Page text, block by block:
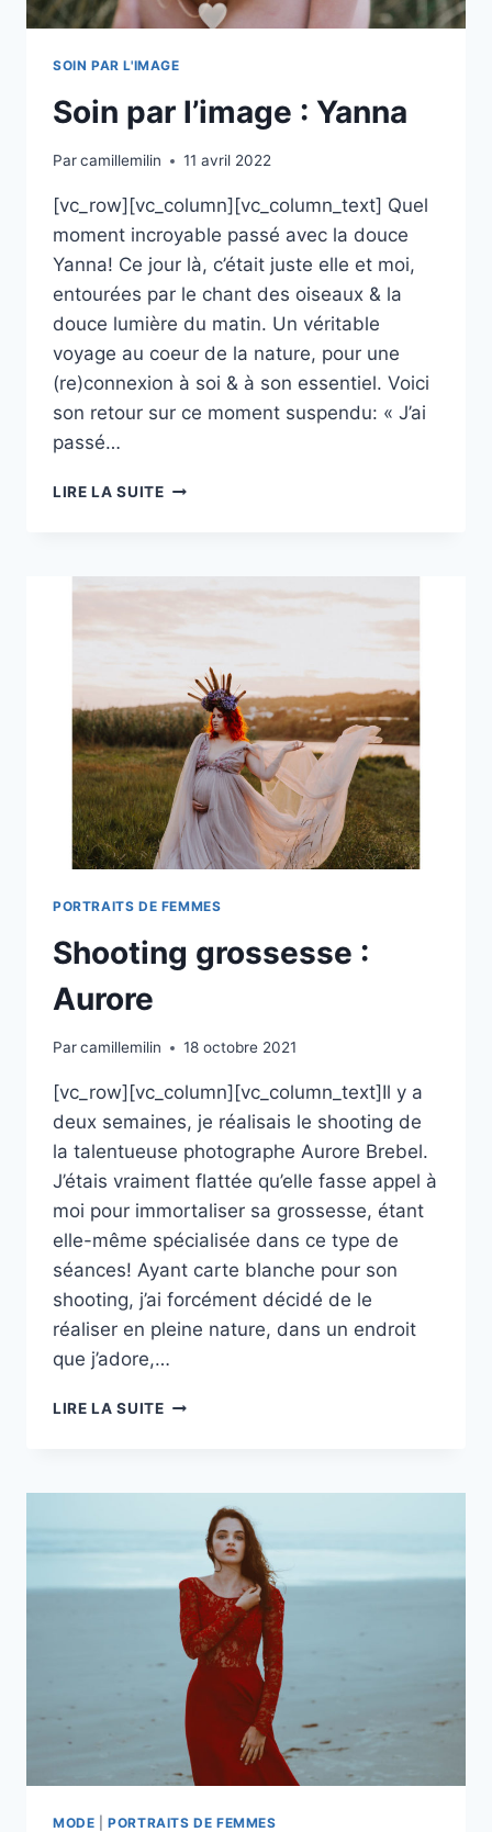
SOIN PAR L'IMAGE
Soin par l’image : Yanna
Parcamillemilin 11 avril 2022
[vc_row][vc_column][vc_column_text] Quel
moment incroyable passé avec la douce
Yanna! Ce jour là, c’était juste elle et moi,
entourées par le chant des oiseaux & la
douce lumière du matin. Un véritable
voyage au coeur de la nature, pour une
(re)connexion à soi & à son essentiel. Voici
son retour sur ce moment suspendu: « J’ai
passé…
LIRE LA SUITESOIN
YANNA
PORTRAITS DE FEMMES
Shooting grossesse :
Aurore
Parcamillemilin 18 octobre 2021
[vc_row][vc_column][vc_column_text]Il y a
deux semaines, je réalisais le shooting de
la talentueuse photographe Aurore Brebel.
J’étais vraiment flattée qu’elle fasse appel à
moi pour immortaliser sa grossesse, étant
elle-même spécialisée dans ce type de
séances! Ayant carte blanche pour son
shooting, j’ai forcément décidé de le
réaliser en pleine nature, dans un endroit
que j’adore,…
LIRE LA SUITESHOOTING
MODE |PORTRAITS DE FEMMES